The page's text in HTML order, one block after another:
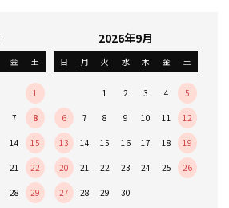
金 土
1
7 8
14 15
21 22
28 29
2026年9月
日 月 火 水 木 金 土
1 2 3 4 5
6 7 8 9 10 11 12
13 14 15 16 17 18 19
20 21 22 23 24 25 26
27 28 29 30